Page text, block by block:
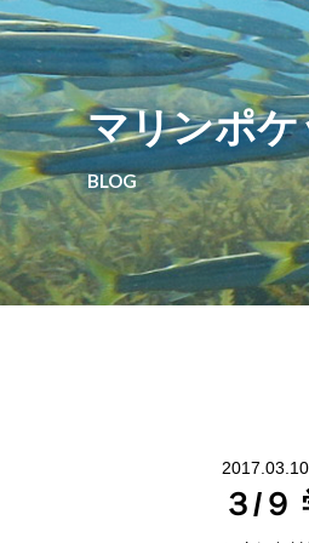
マリンポ
BLOG
2017.03.10
３/９